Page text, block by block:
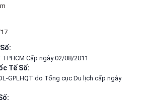
Cấp ngày 02/08/2011
Tế Số:
GPLHQT do Tổng cục Du lịch cấp ngày